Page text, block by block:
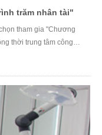
trăm nhân tài"
tham gia "Chương
thời trung tâm công